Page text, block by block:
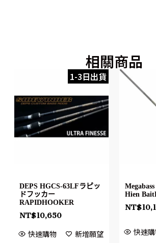
相關商品
1-3日出貨
DEPS HGCS-63LFラピッ
ドフッカー
RAPIDHOOKER
NT$10,650
快速購物 新增願望
Hien
NT$
快速